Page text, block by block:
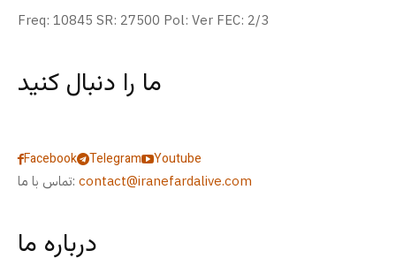
Freq: 10845 SR: 27500 Pol: Ver FEC: 2/3
ما را دنبال کنید
Facebook Telegram
Youtube
تماس با ما: contact@iranefardalive.com
درباره ما